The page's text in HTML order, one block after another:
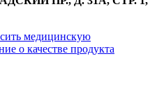
медицинскую
о качестве продукта